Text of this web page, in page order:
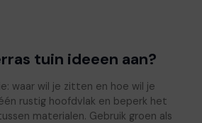
tuin ideeen aan?
waar wil je zitten en hoe wil je
rustig hoofdvlak en beperk het
materialen. Gebruik groen als